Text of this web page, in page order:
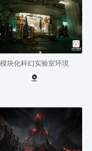
模块化科幻实验室环境